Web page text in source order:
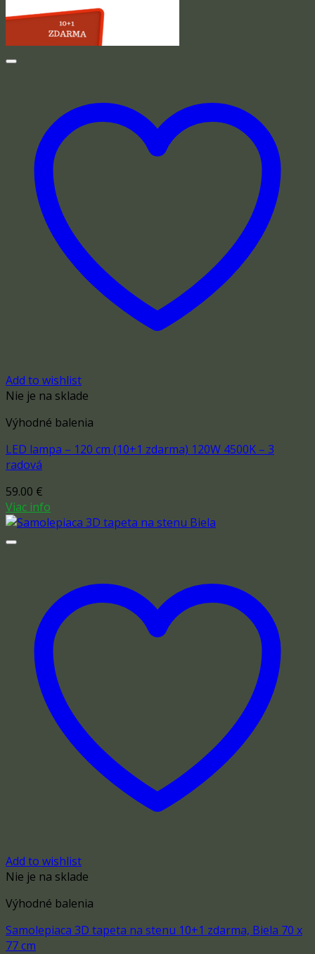
Add to wishlist
Nie je na sklade
Výhodné balenia
LED lampa – 120 cm (10+1 zdarma) 120W 4500K – 3
radová
59.00 €
Viac info
Add to wishlist
Nie je na sklade
Výhodné balenia
Samolepiaca 3D tapeta na stenu 10+1 zdarma, Biela 70 x
77 cm